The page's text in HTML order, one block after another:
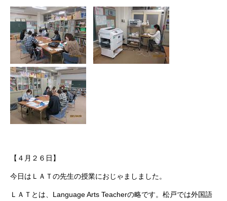
【４月２６日】
今日はＬＡＴの先生の授業におじゃましました。
ＬＡＴとは、Language Arts Teacherの略です。松戸では外国語